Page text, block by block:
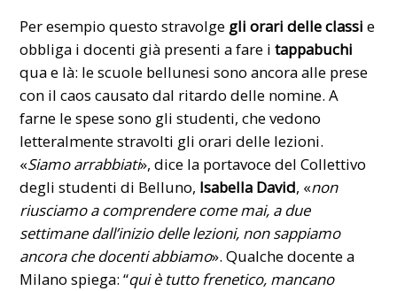
Per esempio questo stravolge gli orari delle classi e
obbliga i docenti già presenti a fare itappabuchi
qua e là: le scuole bellunesi sono ancora alle prese
con il caos causato dal ritardo delle nomine. A
farne le spese sono gli studenti, che vedono
letteralmente stravolti gli orari delle lezioni.
«Siamo arrabbiati», dice la portavoce del Collettivo
degli studenti di Belluno, Isabella David, «non
riusciamo a comprendere come mai, a due
settimane dall’inizio delle lezioni, non sappiamo
ancora che docenti abbiamo». Qualche docente a
Milano spiega: “qui è tutto frenetico, mancano